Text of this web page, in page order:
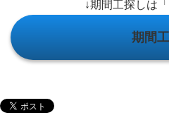
↓期間工探しは
期間